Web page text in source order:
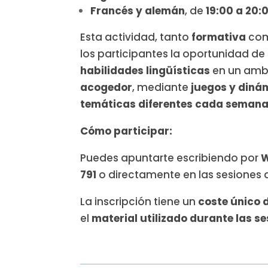
Francés y alemán, de19:00 a
Esta actividad, tanto formativa
los participantes la oportunidad de
habilidades lingüísticas en un
acogedor, mediante juegos y
temáticas diferentes cada
Cómo participar:
Puedes apuntarte escribiendo por
791 o directamente en las sesiones
La inscripción tiene un coste único
el material utilizado durante las